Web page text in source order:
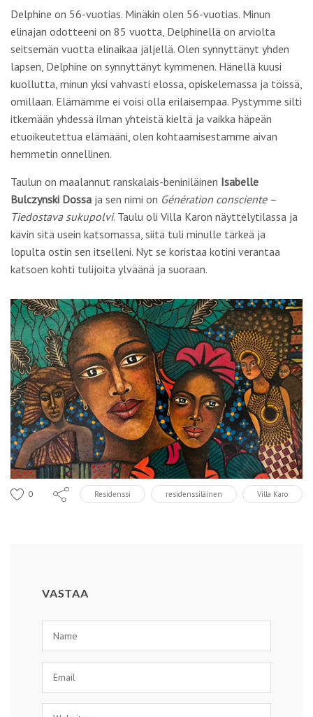
Delphine on 56-vuotias. Minäkin olen 56-vuotias. Minun
elinajan odotteeni on 85 vuotta, Delphinellä on arviolta
seitsemän vuotta elinaikaa jäljellä. Olen synnyttänyt yhden
lapsen, Delphine on synnyttänyt kymmenen. Hänellä kuusi
kuollutta, minun yksi vahvasti elossa, opiskelemassa ja töissä,
omillaan. Elämämme ei voisi olla erilaisempaa. Pystymme silti
itkemään yhdessä ilman yhteistä kieltä ja vaikka häpeän
etuoikeutettua elämääni, olen kohtaamisestamme aivan
hemmetin onnellinen.
Taulun on maalannut ranskalais-beniniläinen Isabelle
Bulczynski Dossa ja sen nimi on Génération consciente –
Tiedostava sukupolvi. Taulu oli Villa Karon näyttelytilassa ja
kävin sitä usein katsomassa, siitä tuli minulle tärkeä ja
lopulta ostin sen itselleni. Nyt se koristaa kotini verantaa
katsoen kohti tulijoita ylväänä ja suoraan.
0 Residenssi residenssiläinen Villa Karo
VASTAA